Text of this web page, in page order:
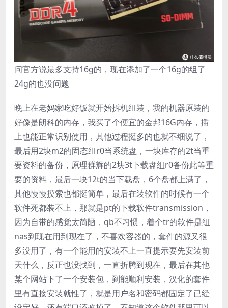
问官方说最多支持16g的，现在添加了一个16g的组了
24g的也没问题
晚上在老妈家吃好饭就开始拆机组装，我的机器原装的
好像是朗科的内存，我买了个便宜的金邦16G内存，插
上也能正常识别使用，其他过程挺多的也就不细说了，
最后用2块m2的固态组r0当系统盘，一块库存的2t当重
要资料的备份，原理群辉的2块3t下载盘组r0备份此等重
要的资料，最后一块12t的当下载盘，6个盘都上满了，
其他慢慢摸索也都挺简单，最后在装软件的时候有一个
软件死都装不上，那就是pt的下载软件transmission，
因为自带的感觉太简陋，qb不习惯，着个tr的软件是组
nas到现在用到现在了，不喜欢容器的，套件的源又很
多没用了，有一个能用的安装不上一直提示要先安装前
天什么，反正也没找到，一直折腾到现在，最后在其他
某个网站下了一个安装包，到能顺利安装，汉化的套件
里有直接安装就性了，就是用户名和密码都固定了已经